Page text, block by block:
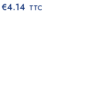
€4.14 TTC